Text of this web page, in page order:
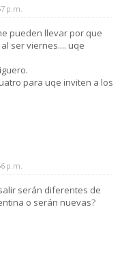
p.m.
pueden llevar por que
ser viernes.... uqe
para uqe inviten a los
p.m.
serán diferentes de
o serán nuevas?